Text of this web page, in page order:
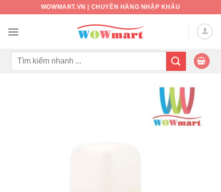
nội
WOWMART.VN | CHUYÊN HÀNG NHẬP KHẨU
Tìm